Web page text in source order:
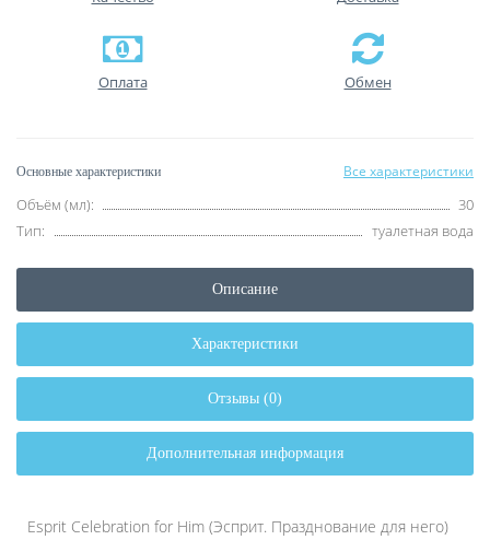
Оплата Обмен
Основные характеристики Все характеристики
Объём (мл):
30
Тип:
туалетная вода
Описание
Характеристики
Отзывы (0)
Дополнительная информация
Esprit Celebration for Him (Эсприт. Празднование для него)